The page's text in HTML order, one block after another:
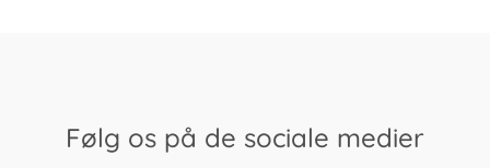
Følg os på de sociale medier